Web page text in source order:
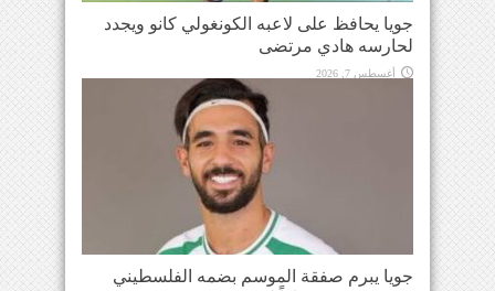
جويا يحافظ على لاعبه الكونغولي كانو ويجدد
لحارسه هادي مرتضى
أغسطس 7, 2026
جويا يبرم صفقة الموسم بضمه الفلسطيني